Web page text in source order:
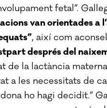
fetal”.
van orientades a
, així com
després del
de la lactància
a les necessitats de
ho hagi decidit.”